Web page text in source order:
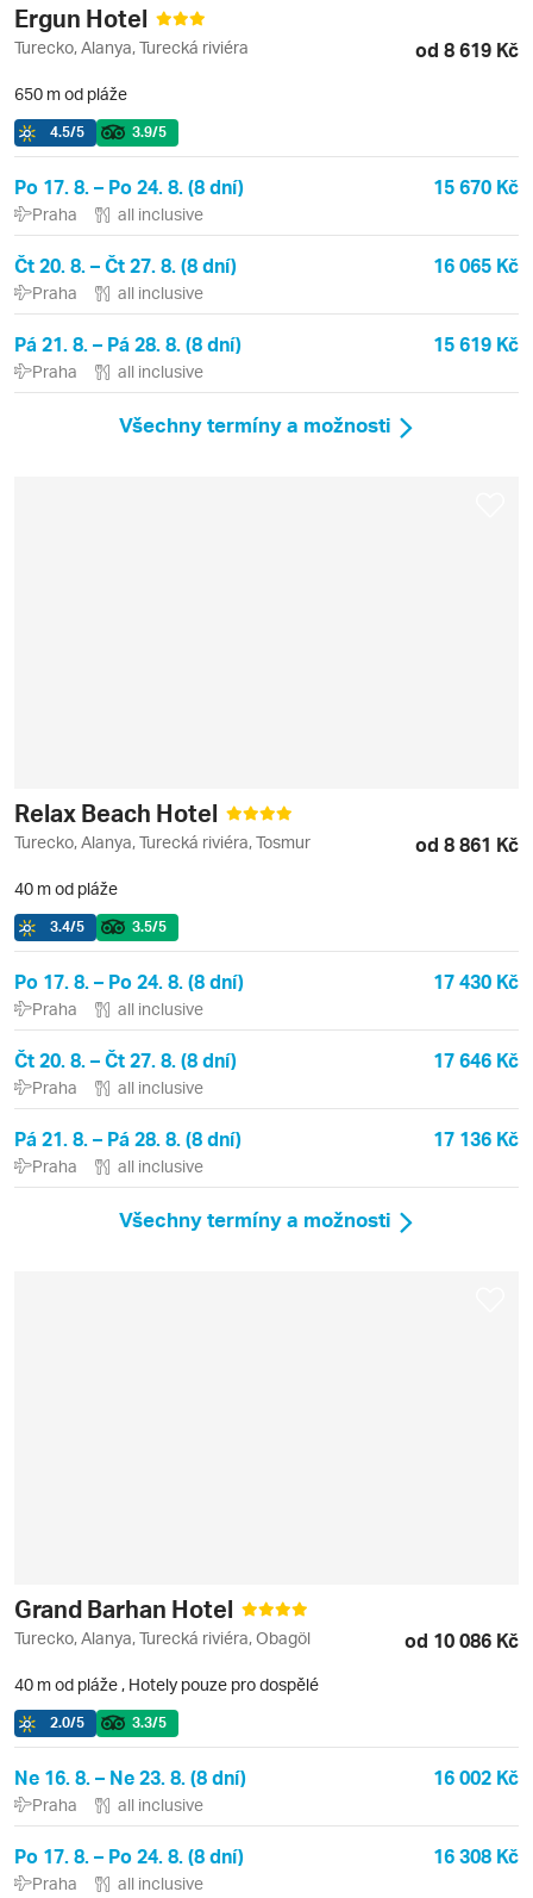
Ergun Hotel
Turecko, Alanya, Turecká riviéra od 8 619 Kč
650 m od pláže
4.5/5 3.9/5
Po 17. 8. – Po 24. 8. (8 dní) 15 670 Kč
Praha all inclusive
Čt 20. 8. – Čt 27. 8. (8 dní) 16 065 Kč
Praha all inclusive
Pá 21. 8. – Pá 28. 8. (8 dní) 15 619 Kč
Praha all inclusive
Všechny termíny a možnosti
Relax Beach Hotel
Turecko, Alanya, Turecká riviéra, Tosmur od 8 861 Kč
40 m od pláže
3.4/5 3.5/5
Po 17. 8. – Po 24. 8. (8 dní) 17 430 Kč
Praha all inclusive
Čt 20. 8. – Čt 27. 8. (8 dní) 17 646 Kč
Praha all inclusive
Pá 21. 8. – Pá 28. 8. (8 dní) 17 136 Kč
Praha all inclusive
Všechny termíny a možnosti
Grand Barhan Hotel
Turecko, Alanya, Turecká riviéra, Obagöl od 10 086 Kč
40 m od pláže , Hotely pouze pro dospělé
2.0/5 3.3/5
Ne 16. 8. – Ne 23. 8. (8 dní) 16 002 Kč
Praha all inclusive
Po 17. 8. – Po 24. 8. (8 dní) 16 308 Kč
Praha all inclusive